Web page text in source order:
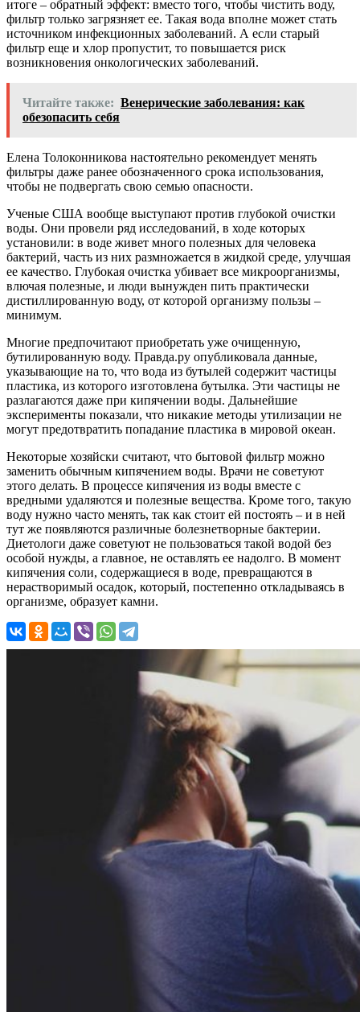
итоге – обратный эффект: вместо того, чтобы чистить воду,
фильтр только загрязняет ее. Такая вода вполне может стать
источником инфекционных заболеваний. А если старый
фильтр еще и хлор пропустит, то повышается риск
возникновения онкологических заболеваний.
Читайте также: Венерические заболевания: как
обезопасить себя
Елена Толоконникова настоятельно рекомендует менять
фильтры даже ранее обозначенного срока использования,
чтобы не подвергать свою семью опасности.
Ученые США вообще выступают против глубокой очистки
воды. Они провели ряд исследований, в ходе которых
установили: в воде живет много полезных для человека
бактерий, часть из них размножается в жидкой среде, улучшая
ее качество. Глубокая очистка убивает все микроорганизмы,
влючая полезные, и люди вынужден пить практически
дистиллированную воду, от которой организму пользы –
минимум.
Многие предпочитают приобретать уже очищенную,
бутилированную воду. Правда.ру опубликовала данные,
указывающие на то, что вода из бутылей содержит частицы
пластика, из которого изготовлена бутылка. Эти частицы не
разлагаются даже при кипячении воды. Дальнейшие
эксперименты показали, что никакие методы утилизации не
могут предотвратить попадание пластика в мировой океан.
Некоторые хозяйски считают, что бытовой фильтр можно
заменить обычным кипячением воды. Врачи не советуют
этого делать. В процессе кипячения из воды вместе с
вредными удаляются и полезные вещества. Кроме того, такую
воду нужно часто менять, так как стоит ей постоять – и в ней
тут же появляются различные болезнетворные бактерии.
Диетологи даже советуют не пользоваться такой водой без
особой нужды, а главное, не оставлять ее надолго. В момент
кипячения соли, содержащиеся в воде, превращаются в
нерастворимый осадок, который, постепенно откладываясь в
организме, образует камни.